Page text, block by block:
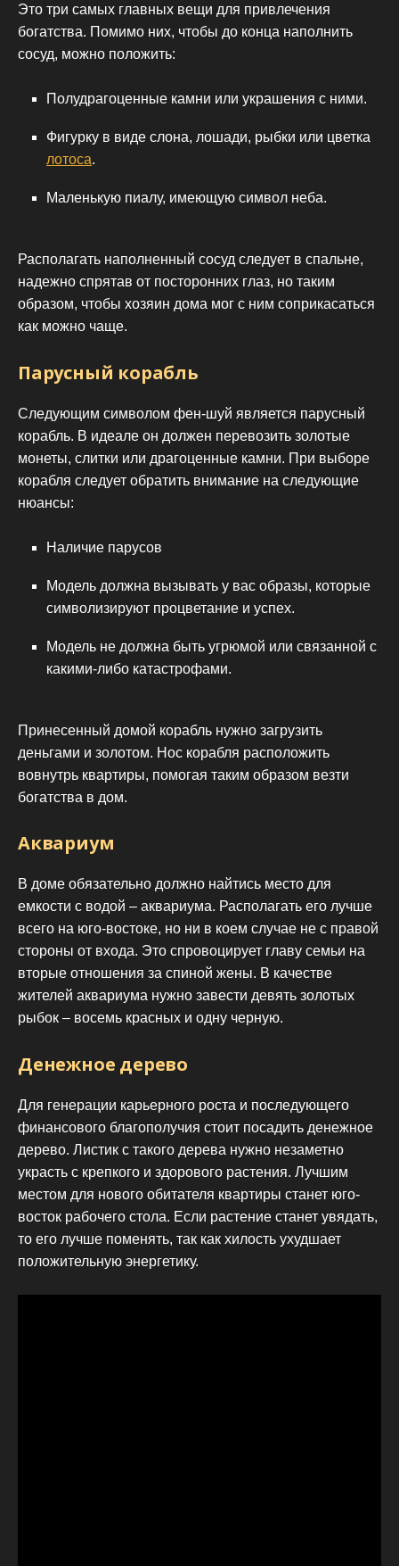
Это три самых главных вещи для привлечения
богатства. Помимо них, чтобы до конца наполнить
сосуд, можно положить:
Полудрагоценные камни или украшения с ними.
Фигурку в виде слона, лошади, рыбки или цветка
лотоса.
Маленькую пиалу, имеющую символ неба.
Располагать наполненный сосуд следует в спальне,
надежно спрятав от посторонних глаз, но таким
образом, чтобы хозяин дома мог с ним соприкасаться
как можно чаще.
Парусный корабль
Следующим символом фен-шуй является парусный
корабль. В идеале он должен перевозить золотые
монеты, слитки или драгоценные камни. При выборе
корабля следует обратить внимание на следующие
нюансы:
Наличие парусов
Модель должна вызывать у вас образы, которые
символизируют процветание и успех.
Модель не должна быть угрюмой или связанной с
какими-либо катастрофами.
Принесенный домой корабль нужно загрузить
деньгами и золотом. Нос корабля расположить
вовнутрь квартиры, помогая таким образом везти
богатства в дом.
Аквариум
В доме обязательно должно найтись место для
емкости с водой – аквариума. Располагать его лучше
всего на юго-востоке, но ни в коем случае не с правой
стороны от входа. Это спровоцирует главу семьи на
вторые отношения за спиной жены. В качестве
жителей аквариума нужно завести девять золотых
рыбок – восемь красных и одну черную.
Денежное дерево
Для генерации карьерного роста и последующего
финансового благополучия стоит посадить денежное
дерево. Листик с такого дерева нужно незаметно
украсть с крепкого и здорового растения. Лучшим
местом для нового обитателя квартиры станет юго-
восток рабочего стола. Если растение станет увядать,
то его лучше поменять, так как хилость ухудшает
положительную энергетику.